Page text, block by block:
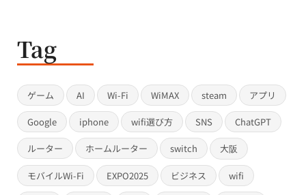
Tag
ゲーム AI Wi-Fi WiMAX steam アプリ
Google iphone wifi選び方 SNS ChatGPT
ルーター ホームルーター switch 大阪
モバイルWi-Fi EXPO2025 ビジネス wifi